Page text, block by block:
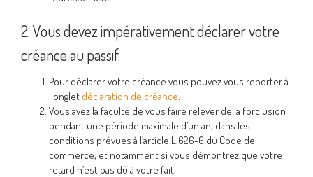
2. Vous devez impérativement déclarer votre
créance au passif.
Pour déclarer votre créance vous pouvez vous reporter à
l'onglet déclaration de créance
Vous avez la faculté de vous faire relever de la forclusion
pendant une période maximale d’un an, dans les
conditions prévues à l’article L.626-6 du Code de
commerce, et notamment si vous démontrez que votre
retard n’est pas dû à votre fait.